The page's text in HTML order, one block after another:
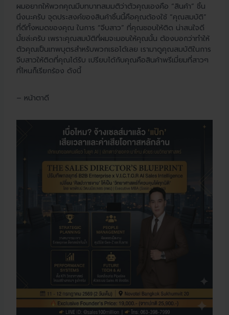
ผมอยากให้พวกคุณมีบทบาทสมมติว่าตัวคุณเองคือ “สินค้า” ชิ้น
นึงนะครับ จุดประสงค์ของสินค้าชิ้นนี้คือคุณต้องใช้ “คุณสมบัติ”
ที่ดีทั้งหมดของคุณ ในการ “จีบสาว” ที่คุณชอบให้ติด น่าสนใจดี
มั้ยล่ะครับ เพราะคุณสมบัติที่ผมจะมอบให้คุณนั้น ต้องบอกว่าทำให้
ตัวคุณเป็นเทพบุตรสำหรับพวกเธอได้เลย เรามาดูคุณสมบัติในการ
จีบสาวให้ติดที่คุณได้รับ เปรียบได้กับคุณคือสินค้าพรีเมี่ยมที่สาวๆ
ที่ไหนก็เรียกร้อง ดังนี้
– หน้าตาดี